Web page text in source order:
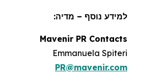
למידע נוסף – מדיה:
Mavenir PR Contacts
Emmanuela Spiteri
PR@mavenir.com